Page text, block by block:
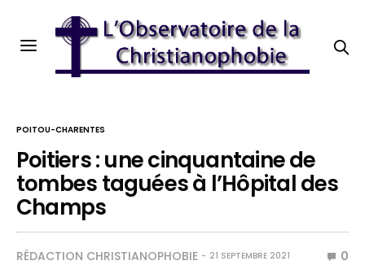
POITOU-CHARENTES
Poitiers : une cinquantaine de
tombes taguées à l’Hôpital des
Champs
RÉDACTION CHRISTIANOPHOBIE 21 SEPTEMBRE 2021 0